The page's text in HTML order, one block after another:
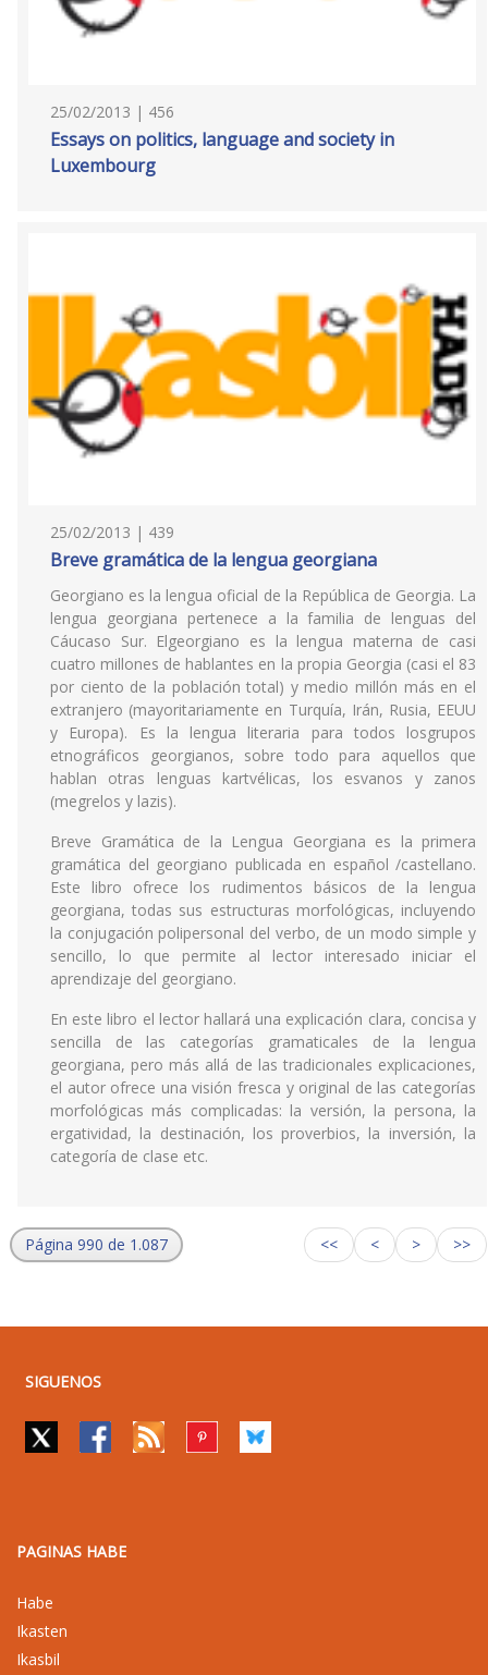
25/02/2013 | 456
Essays on politics, language and society in
Luxembourg
25/02/2013 | 439
Breve gramática de la lengua georgiana
Georgiano es la lengua oficial de la República de Georgia. La
lengua georgiana pertenece a la familia de lenguas del
Cáucaso Sur. Elgeorgiano es la lengua materna de casi
cuatro millones de hablantes en la propia Georgia (casi el 83
por ciento de la población total) y medio millón más en el
extranjero (mayoritariamente en Turquía, Irán, Rusia, EEUU
y Europa). Es la lengua literaria para todos losgrupos
etnográficos georgianos, sobre todo para aquellos que
hablan otras lenguas kartvélicas, los esvanos y zanos
(megrelos y lazis).
Breve Gramática de la Lengua Georgiana es la primera
gramática del georgiano publicada en español /castellano.
Este libro ofrece los rudimentos básicos de la lengua
georgiana, todas sus estructuras morfológicas, incluyendo
la conjugación polipersonal del verbo, de un modo simple y
sencillo, lo que permite al lector interesado iniciar el
aprendizaje del georgiano.
En este libro el lector hallará una explicación clara, concisa y
sencilla de las categorías gramaticales de la lengua
georgiana, pero más allá de las tradicionales explicaciones,
el autor ofrece una visión fresca y original de las categorías
morfológicas más complicadas: la versión, la persona, la
ergatividad, la destinación, los proverbios, la inversión, la
categoría de clase etc.
Página 990 de 1.087 << < > >>
SIGUENOS
PAGINAS HABE
Habe
Ikasten
Ikasbil